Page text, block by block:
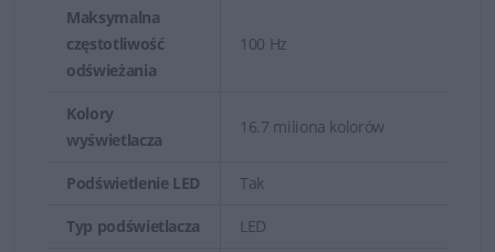
Maksymalna
częstotliwość
odświeżania
100 Hz
Kolory
wyświetlacza
16.7 miliona kolorów
Podświetlenie LED Tak
Typ podświetlacza LED